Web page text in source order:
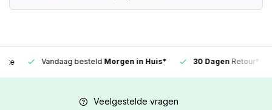
Vandaag besteldMorgen in Huis* 30 DagenRetour*
Veelgestelde vragen